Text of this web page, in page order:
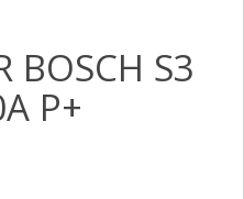
BOSCH S3
P+